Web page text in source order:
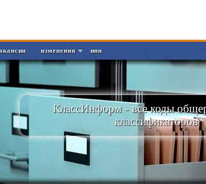
изменения инн
КлассИнформ - все коды
классификаторов